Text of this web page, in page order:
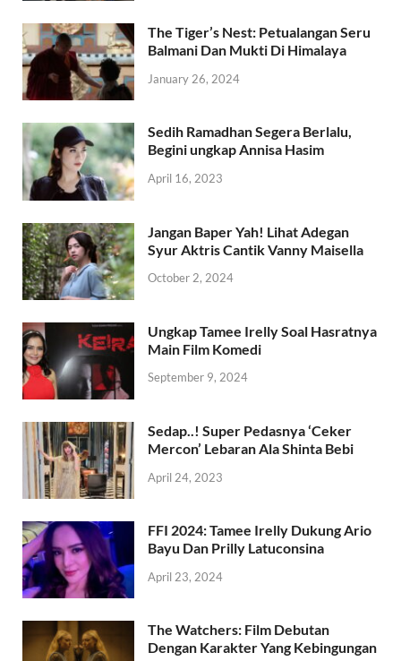
The Tiger’s Nest: Petualangan Seru
Balmani Dan Mukti Di Himalaya
January 26, 2024
Sedih Ramadhan Segera Berlalu,
Begini ungkap Annisa Hasim
April 16, 2023
Jangan Baper Yah! Lihat Adegan
Syur Aktris Cantik Vanny Maisella
October 2, 2024
Ungkap Tamee Irelly Soal Hasratnya
Main Film Komedi
September 9, 2024
Sedap..! Super Pedasnya ‘Ceker
Mercon’ Lebaran Ala Shinta Bebi
April 24, 2023
FFI 2024: Tamee Irelly Dukung Ario
Bayu Dan Prilly Latuconsina
April 23, 2024
The Watchers: Film Debutan
Dengan Karakter Yang Kebingungan